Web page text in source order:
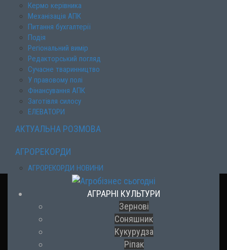
Кермо керівника
Механізація АПК
Питання бухгалтерії
Подія
Регіональний вимір
Редакторський погляд
Сучасне тваринництво
У правовому полі
Фінансування АПК
Заготівля силосу
ЕЛЕВАТОРИ
АКТУАЛЬНА РОЗМОВА
АГРОРЕКОРДИ
АГРОРЕКОРДИ НОВИНИ
АГРАРНІ КУЛЬТУРИ
Зернові
Соняшник
Кукурудза
Ріпак